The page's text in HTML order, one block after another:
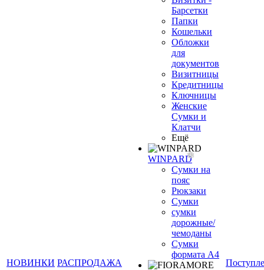
НОВИНКИ РАСПРОДАЖА
Барсетки
Папки
Кошельки
Обложки
для
документов
Визитницы
Кредитницы
Ключницы
Женские
Сумки и
Клатчи
Ещё
WINPARD
Сумки на
пояс
Рюкзаки
Сумки
сумки
дорожные/
чемоданы
Сумки
формата А4